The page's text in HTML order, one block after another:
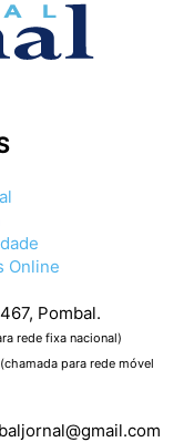
Online
Pombal.
rede fixa nacional)
(chamada para rede móvel